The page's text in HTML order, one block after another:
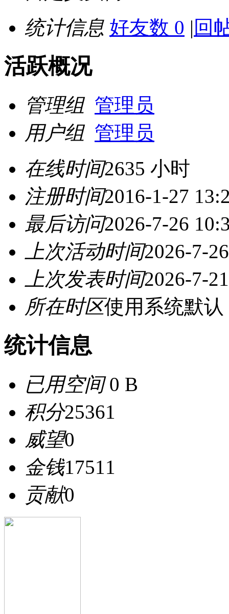
统计信息 好友数 0 | 回
活跃概况
管理组 管理员
用户组 管理员
在线时间2635 小时
注册时间2016-1-27
最后访问2026-7-26
上次活动时间2026-7-
上次发表时间2026-7-
所在时区使用系统默认
统计信息
已用空间0 B
积分25361
威望0
金钱17511
贡献0